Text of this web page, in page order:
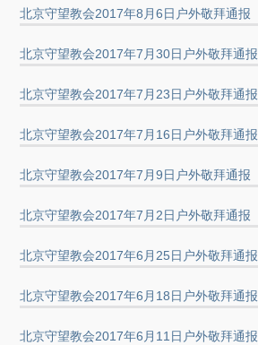
北京守望教会2017年8月6日户外敬拜通报
北京守望教会2017年7月30日户外敬拜通报
北京守望教会2017年7月23日户外敬拜通报
北京守望教会2017年7月16日户外敬拜通报
北京守望教会2017年7月9日户外敬拜通报
北京守望教会2017年7月2日户外敬拜通报
北京守望教会2017年6月25日户外敬拜通报
北京守望教会2017年6月18日户外敬拜通报
北京守望教会2017年6月11日户外敬拜通报